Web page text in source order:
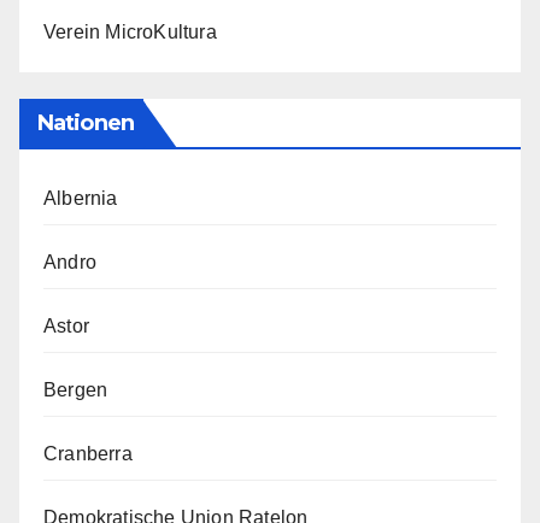
Verein MicroKultura
Nationen
Albernia
Andro
Astor
Bergen
Cranberra
Demokratische Union Ratelon